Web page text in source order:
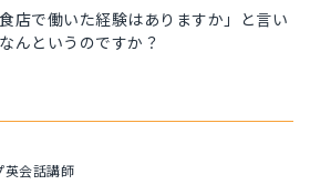
店で働いた経験はありますか」と言い
んというのですか？
英会話講師